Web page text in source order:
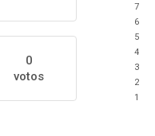
0
votos
7
6
5
4
3
2
1